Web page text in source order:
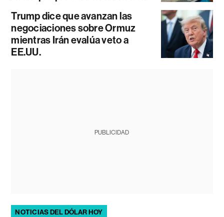
Trump dice que avanzan las
negociaciones sobre Ormuz
mientras Irán evalúa veto a
EE.UU.
PUBLICIDAD
NOTICIAS DEL DÓLAR HOY